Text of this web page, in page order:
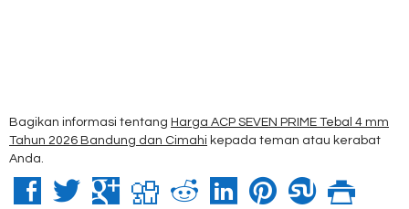
Bagikan informasi tentang Harga ACP SEVEN PRIME Tebal 4 mm
Tahun 2026 Bandung dan Cimahi kepada teman atau kerabat
Anda.